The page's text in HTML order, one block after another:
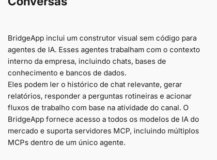
BridgeApp inclui um construtor visual sem código para
agentes de IA. Esses agentes trabalham com o contexto
interno da empresa, incluindo chats, bases de
conhecimento e bancos de dados.
Eles podem ler o histórico de chat relevante, gerar
relatórios, responder a perguntas rotineiras e acionar
fluxos de trabalho com base na atividade do canal. O
BridgeApp fornece acesso a todos os modelos de IA do
mercado e suporta servidores MCP, incluindo múltiplos
MCPs dentro de um único agente.